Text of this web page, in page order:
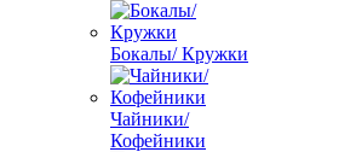
Бокалы/ Кружки
Чайники/
Кофейники